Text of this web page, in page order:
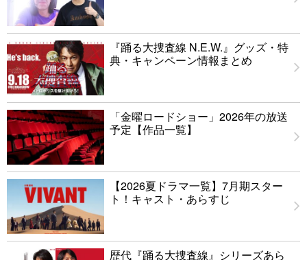
『踊る大捜査線 N.E.W.』グッズ・特
典・キャンペーン情報まとめ
「金曜ロードショー」2026年の放送
予定【作品一覧】
【2026夏ドラマ一覧】7月期スター
ト！キャスト・あらすじ
歴代『踊る大捜査線』シリーズあら